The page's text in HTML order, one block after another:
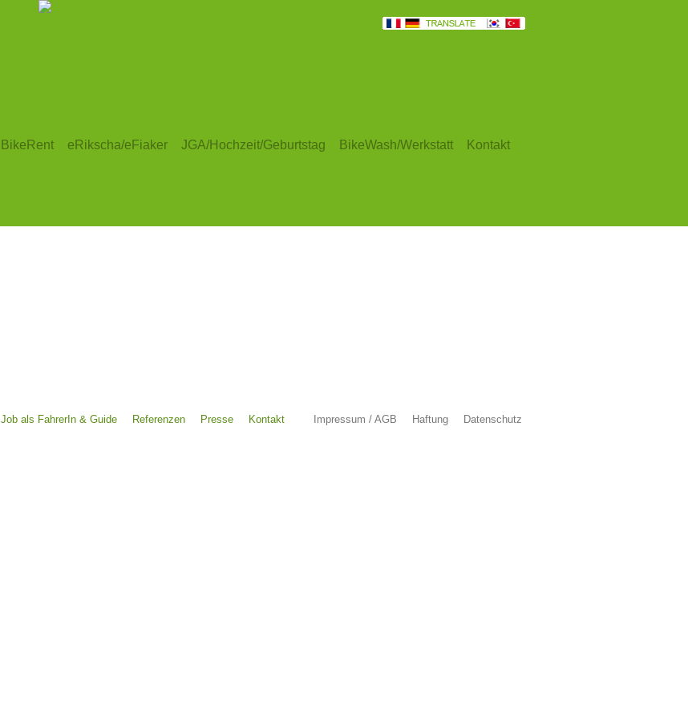
BikeRent eRikscha/eFiaker JGA/Hochzeit/Geburtstag BikeWash/Werkstatt Kontakt
Job als FahrerIn & Guide Referenzen Presse Kontakt Impressum / AGB Haftung Datenschutz